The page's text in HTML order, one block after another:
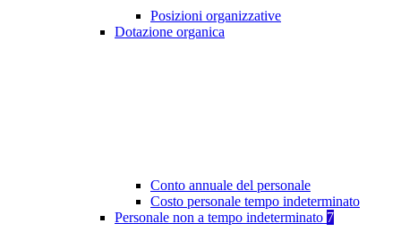
Posizioni organizzative
Dotazione organica
Conto annuale del personale
Costo personale tempo indeterminato
Personale non a tempo indeterminato 7